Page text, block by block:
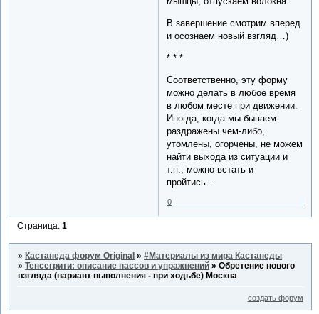
В завершение смотрим вперед
и осознаем новый взгляд…)
* * *
Соответственно, эту форму
можно делать в любое время
в любом месте при движении.
Иногда, когда мы бываем
раздражены чем-либо,
утомлены, огорчены, не можем
найти выхода из ситуации и
т.п., можно встать и
пройтись…
0
Страница:1
»Кастанеда форум Original »#Материалы из мира Кастанеды
»Тенсегрити: описание пассов и упражнений »Обретение нового
взгляда (вариант выполнения - при ходьбе) Москва
создать форум